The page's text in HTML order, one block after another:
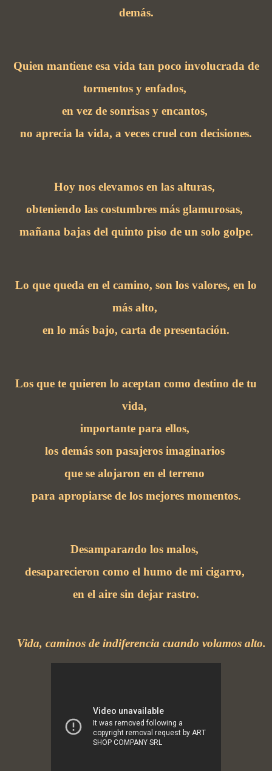
demás.
Quien mantiene esa vida tan poco involucrada de
tormentos y enfados,
en vez de sonrisas y encantos,
no aprecia la vida, a veces cruel con decisiones.
Hoy nos elevamos en las alturas,
obteniendo las costumbres más glamurosas,
mañana bajas del quinto piso de un solo golpe.
Lo que queda en el camino, son los valores, en lo
más alto,
en lo más bajo, carta de presentación.
Los que te quieren lo aceptan como destino de tu
vida,
importante para ellos,
los demás son pasajeros imaginarios
que se alojaron en el terreno
para apropiarse de los mejores momentos.
Desamparando los malos,
desaparecieron como el humo de mi cigarro,
en el aire sin dejar rastro.
Vida, caminos de indiferencia cuando volamos alto.